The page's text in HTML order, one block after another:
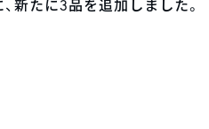
新たに3品を追加しました。